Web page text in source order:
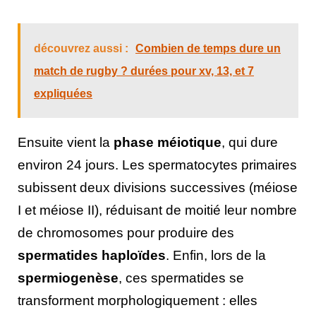
découvrez aussi :
Combien de temps dure un
match de rugby ? durées pour xv, 13, et 7
expliquées
Ensuite vient la phase méiotique, qui dure
environ 24 jours. Les spermatocytes primaires
subissent deux divisions successives (méiose
I et méiose II), réduisant de moitié leur nombre
de chromosomes pour produire des
spermatides haploïdes. Enfin, lors de la
spermiogenèse, ces spermatides se
transforment morphologiquement : elles